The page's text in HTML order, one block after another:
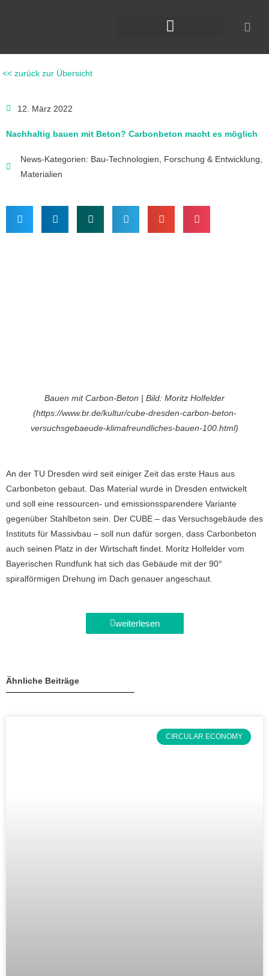
<< zurück zur Übersicht
12. März 2022
Nachhaltig bauen mit Beton? Carbonbeton macht es möglich
News-Kategorien: Bau-Technologien Forschung & Entwicklung
Materialien
Bauen mit Carbon-Beton | Bild: Moritz Holfelder
(https://www.br.de/kultur/cube-dresden-carbon-beton-
versuchsgebaeude-klimafreundliches-bauen-100.html)
An der TU Dresden wird seit einiger Zeit das erste Haus aus
Carbonbeton gebaut. Das Material wurde in Dresden entwickelt
und soll eine ressourcen- und emissionssparendere Variante
gegenüber Stahlbeton sein. Der CUBE – das Versuchsgebäude des
Instituts für Massivbau – soll nun dafür sorgen, dass Carbonbeton
auch seinen Platz in der Wirtschaft findet. Moritz Holfelder vom
Bayerischen Rundfunk hat sich das Gebäude mit der 90°
spiralförmigen Drehung im Dach genauer angeschaut.
weiterlesen
Ähnliche Beiträge
CIRCULAR ECONOMY